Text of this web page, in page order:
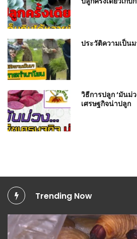
ประวัติความเป็น
วิธีการปลูก ‘มันม่
เศรษฐกิจน่าปลูก
Trending Now